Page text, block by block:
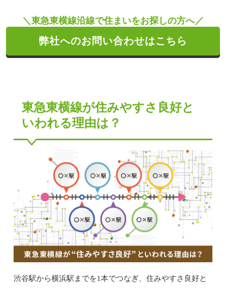
＼東急東横線沿線で住まいをお探しの方へ／
弊社へのお問い合わせはこちら
東急東横線が住みやすさ良好と
いわれる理由は？
渋谷駅から横浜駅までを1本でつなぎ、住みやすさ良好と